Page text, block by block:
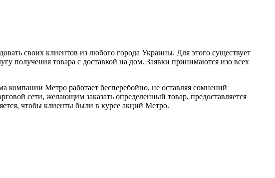
своих клиентов из любого города Украины. Для этого существует
получения товара с доставкой на дом. Заявки принимаются изо всех
компании Метро работает бесперебойно, не оставляя сомнений
сети, желающим заказать определенный товар, предоставляется
чтобы клиенты были в курсе акций Метро.